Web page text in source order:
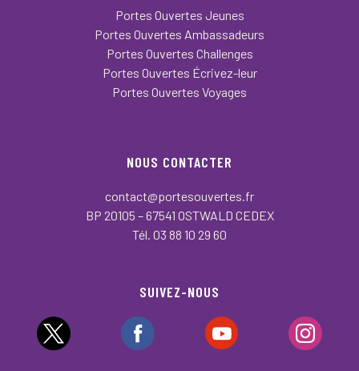
Portes Ouvertes Jeunes
Portes Ouvertes Ambassadeurs
Portes Ouvertes Challenges
Portes Ouvertes Écrivez-leur
Portes Ouvertes Voyages
NOUS CONTACTER
contact@portesouvertes.fr
BP 20105 – 67541 OSTWALD CEDEX
Tél. 03 88 10 29 60
SUIVEZ-NOUS